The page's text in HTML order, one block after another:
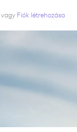
vagy Fiók létrehozása